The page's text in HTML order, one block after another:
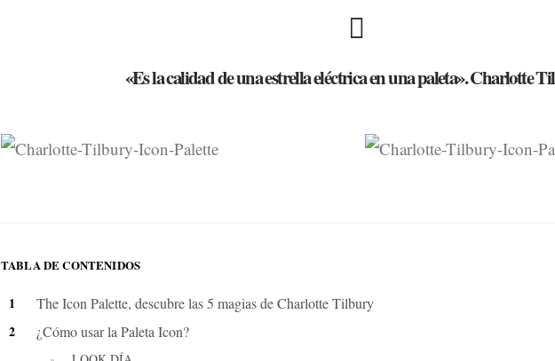
«Es la calidad de una estrella eléctrica en una paleta». Charlotte
TABLA DE CONTENIDOS
The Icon Palette, descubre las 5 magias de Charlotte Tilbury
¿Cómo usar la Paleta Icon?